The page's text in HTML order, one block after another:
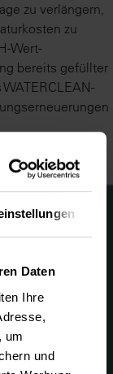
Daten
Ihre
um
und
zu verlängern,
zu
Wert-
bereits gefüllter
Sie gerne.